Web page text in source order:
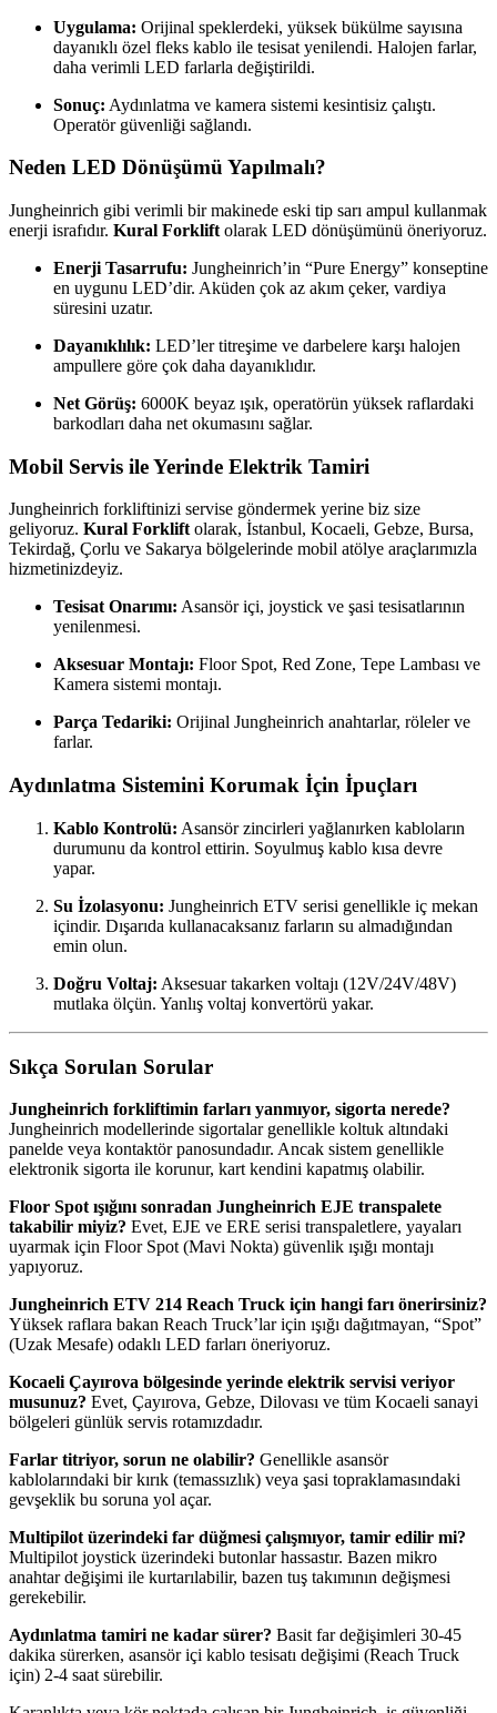
Uygulama: Orijinal speklerdeki, yüksek bükülme sayısına
dayanıklı özel fleks kablo ile tesisat yenilendi. Halojen farlar,
daha verimli LED farlarla değiştirildi.
Sonuç: Aydınlatma ve kamera sistemi kesintisiz çalıştı.
Operatör güvenliği sağlandı.
Neden LED Dönüşümü Yapılmalı?
Jungheinrich gibi verimli bir makinede eski tip sarı ampul kullanmak
enerji israfıdır. Kural Forklift olarak LED dönüşümünü öneriyoruz.
Enerji Tasarrufu: Jungheinrich’in “Pure Energy” konseptine
en uygunu LED’dir. Aküden çok az akım çeker, vardiya
süresini uzatır.
Dayanıklılık: LED’ler titreşime ve darbelere karşı halojen
ampullere göre çok daha dayanıklıdır.
Net Görüş: 6000K beyaz ışık, operatörün yüksek raflardaki
barkodları daha net okumasını sağlar.
Mobil Servis ile Yerinde Elektrik Tamiri
Jungheinrich forkliftinizi servise göndermek yerine biz size
geliyoruz. Kural Forklift olarak, İstanbul, Kocaeli, Gebze, Bursa,
Tekirdağ, Çorlu ve Sakarya bölgelerinde mobil atölye araçlarımızla
hizmetinizdeyiz.
Tesisat Onarımı: Asansör içi, joystick ve şasi tesisatlarının
yenilenmesi.
Aksesuar Montajı: Floor Spot, Red Zone, Tepe Lambası ve
Kamera sistemi montajı.
Parça Tedariki: Orijinal Jungheinrich anahtarlar, röleler ve
farlar.
Aydınlatma Sistemini Korumak İçin İpuçları
Kablo Kontrolü: Asansör zincirleri yağlanırken kabloların
durumunu da kontrol ettirin. Soyulmuş kablo kısa devre
yapar.
Su İzolasyonu: Jungheinrich ETV serisi genellikle iç mekan
içindir. Dışarıda kullanacaksanız farların su almadığından
emin olun.
Doğru Voltaj: Aksesuar takarken voltajı (12V/24V/48V)
mutlaka ölçün. Yanlış voltaj konvertörü yakar.
Sıkça Sorulan Sorular
Jungheinrich forkliftimin farları yanmıyor, sigorta nerede?
Jungheinrich modellerinde sigortalar genellikle koltuk altındaki
panelde veya kontaktör panosundadır. Ancak sistem genellikle
elektronik sigorta ile korunur, kart kendini kapatmış olabilir.
Floor Spot ışığını sonradan Jungheinrich EJE transpalete
takabilir miyiz? Evet, EJE ve ERE serisi transpaletlere, yayaları
uyarmak için Floor Spot (Mavi Nokta) güvenlik ışığı montajı
yapıyoruz.
Jungheinrich ETV 214 Reach Truck için hangi farı önerirsiniz?
Yüksek raflara bakan Reach Truck’lar için ışığı dağıtmayan, “Spot”
(Uzak Mesafe) odaklı LED farları öneriyoruz.
Kocaeli Çayırova bölgesinde yerinde elektrik servisi veriyor
musunuz? Evet, Çayırova, Gebze, Dilovası ve tüm Kocaeli sanayi
bölgeleri günlük servis rotamızdadır.
Farlar titriyor, sorun ne olabilir? Genellikle asansör
kablolarındaki bir kırık (temassızlık) veya şasi topraklamasındaki
gevşeklik bu soruna yol açar.
Multipilot üzerindeki far düğmesi çalışmıyor, tamir edilir mi?
Multipilot joystick üzerindeki butonlar hassastır. Bazen mikro
anahtar değişimi ile kurtarılabilir, bazen tuş takımının değişmesi
gerekebilir.
Aydınlatma tamiri ne kadar sürer? Basit far değişimleri 30-45
dakika sürerken, asansör içi kablo tesisatı değişimi (Reach Truck
için) 2-4 saat sürebilir.